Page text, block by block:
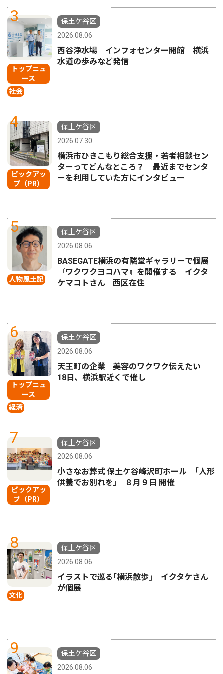
3
トップニュ
ース
社会
保土ケ谷区
2026.08.06
西谷浄水場 インフォセンター開館 横浜
水道の歩みなど発信
4
ピックアッ
プ（PR）
保土ケ谷区
2026.07.30
横浜市ひきこもり総合支援・若者相談セン
ターってどんなところ？ 最近までセンタ
ーを利用していた方にインタビュー
5
人物風土記
保土ケ谷区
2026.08.06
BASEGATE横浜の有隣堂ギャラリーで個展
『ワクワクヨコハマ』を開催する イクタ
ケマコトさん 西区在住
6
トップニュ
ース
経済
保土ケ谷区
2026.08.06
天王町の企業 美容のワクワク伝えたい
18日、横浜駅近くで催し
7
ピックアッ
プ（PR）
保土ケ谷区
2026.08.06
小さなお葬式 保土ケ谷峰沢町ホール ｢人形
供養でお別れを｣ ８月９日 開催
8
文化
保土ケ谷区
2026.08.06
イラストで巡る｢横浜散歩｣ イクタケさん
が個展
9
保土ケ谷区
2026.08.06